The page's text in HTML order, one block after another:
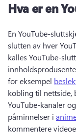
Hva er en
En YouTube-
slutten av hver
kalles YouTube-
for eksempel
kobling til nettside,
YouTube-kanaler
påminnelser i
kommentere